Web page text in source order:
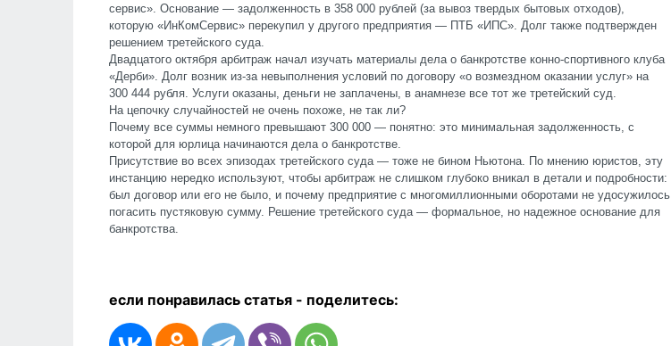
сервис». Основание — задолженность в 358 000 рублей (за вывоз твердых бытовых отходов),
которую «ИнКомСервис» перекупил у другого предприятия — ПТБ «ИПС». Долг также подтвержден
решением третейского суда.
Двадцатого октября арбитраж начал изучать материалы дела о банкротстве конно-спортивного клуба
«Дерби». Долг возник из-за невыполнения условий по договору «о возмездном оказании услуг» на
300 444 рубля. Услуги оказаны, деньги не заплачены, в анамнезе все тот же третейский суд.
На цепочку случайностей не очень похоже, не так ли?
Почему все суммы немного превышают 300 000 — понятно: это минимальная задолженность, с
которой для юрлица начинаются дела о банкротстве.
Присутствие во всех эпизодах третейского суда — тоже не бином Ньютона. По мнению юристов, эту
инстанцию нередко используют, чтобы арбитраж не слишком глубоко вникал в детали и подробности:
был договор или его не было, и почему предприятие с многомиллионными оборотами не удосужилось
погасить пустяковую сумму. Решение третейского суда — формальное, но надежное основание для
банкротства.
если понравилась статья - поделитесь: